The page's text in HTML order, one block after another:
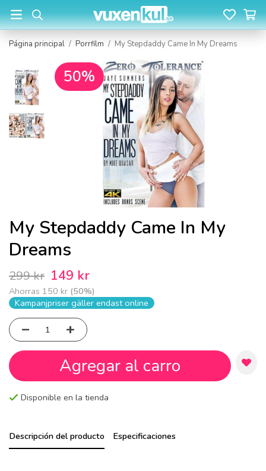
Página principal / Porrfilm / My Stepdaddy Came In My Dreams
50%
My Stepdaddy Came In My
Dreams
299 kr 149 kr
Ahorras 150 kr (50%)
Kampanjpriser gäller endast online
Agregar al carro
Disponible en la tienda
Descripción del producto Especificaciones